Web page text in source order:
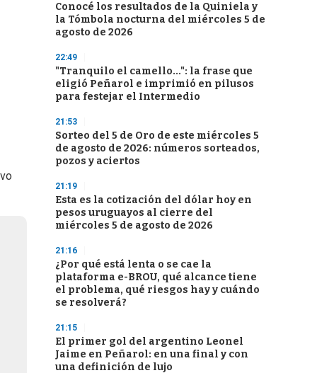
Conocé los resultados de la Quiniela y
la Tómbola nocturna del miércoles 5 de
agosto de 2026
22:49
"Tranquilo el camello...": la frase que
eligió Peñarol e imprimió en pilusos
para festejar el Intermedio
21:53
Sorteo del 5 de Oro de este miércoles 5
de agosto de 2026: números sorteados,
pozos y aciertos
21:19
Esta es la cotización del dólar hoy en
pesos uruguayos al cierre del
miércoles 5 de agosto de 2026
21:16
¿Por qué está lenta o se cae la
plataforma e-BROU, qué alcance tiene
el problema, qué riesgos hay y cuándo
se resolverá?
21:15
El primer gol del argentino Leonel
Jaime en Peñarol: en una final y con
una definición de lujo